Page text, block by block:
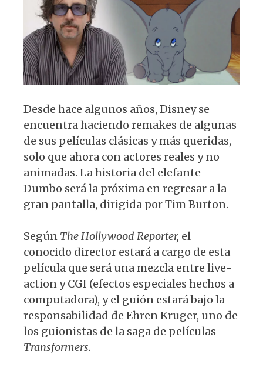
k
s
p
p
e
b
o
o
k
k
y
Desde hace algunos años, Disney se
encuentra haciendo remakes de algunas
de sus películas clásicas y más queridas,
solo que ahora con actores reales y no
animadas. La historia del elefante
Dumbo será la próxima en regresar a la
gran pantalla, dirigida por Tim Burton.
Según The Hollywood Reporter, el
conocido director estará a cargo de esta
película que será una mezcla entre live-
action y CGI (efectos especiales hechos a
computadora), y el guión estará bajo la
responsabilidad de Ehren Kruger, uno de
los guionistas de la saga de películas
Transformers.